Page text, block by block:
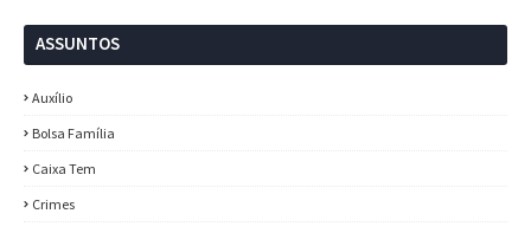
ASSUNTOS
Auxílio
Bolsa Família
Caixa Tem
Crimes